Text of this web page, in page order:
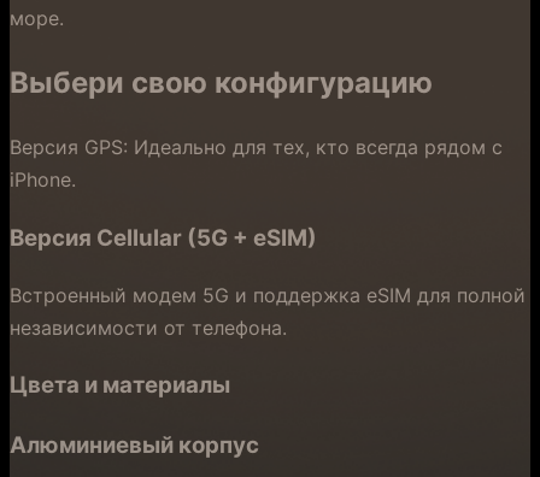
море.
Выбери свою конфигурацию
Версия GPS: Идеально для тех, кто всегда рядом с
iPhone.
Версия Cellular (5G + eSIM)
Встроенный модем 5G и поддержка eSIM для полной
независимости от телефона.
Цвета и материалы
Алюминиевый корпус